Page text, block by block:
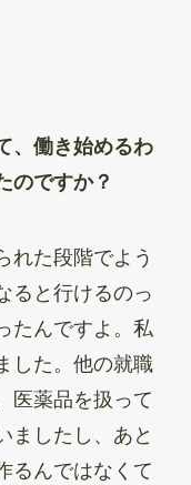
、働き始めるわ
のですか？
れた段階でよう
ると行けるのっ
たんですよ。私
した。他の就職
医薬品を扱って
ましたし、あと
るんではなくて